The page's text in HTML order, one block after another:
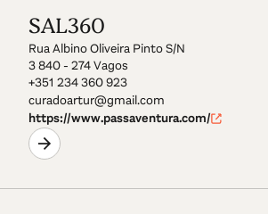
SAL360
Rua Albino Oliveira Pinto S/N
3 840 - 274 Vagos
+351 234 360 923
curadoartur@gmail.com
https://www.passaventura.com/